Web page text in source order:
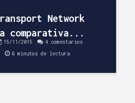
Network
comparativa...
15/11/2015 4 comentarios
6 minutos de lectura